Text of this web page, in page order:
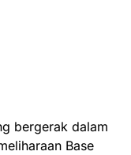
bergerak dalam
Base